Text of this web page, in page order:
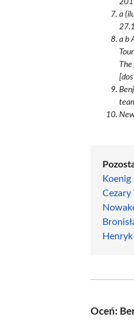
a
a b
Koenig
Oceń: